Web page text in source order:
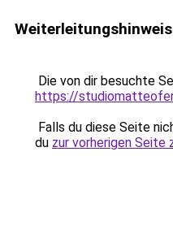
Weiterleitungshinweis
Die von dir besuchte
https://
Falls du diese Seite
du zur vorherigen Seite